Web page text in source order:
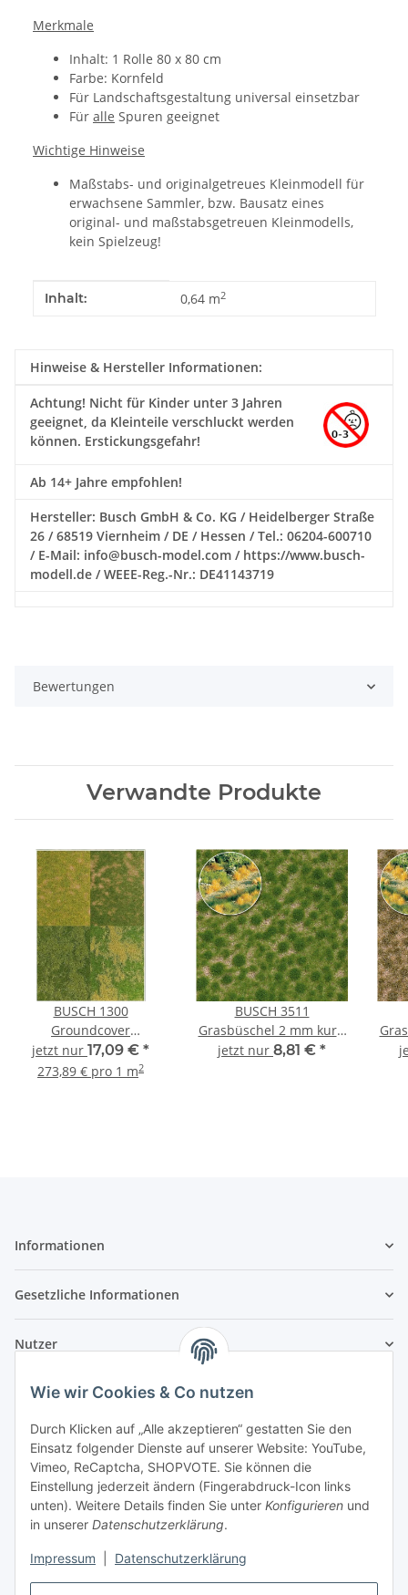
Wie wir Cookies & Co nutzen
Durch Klicken auf „Alle akzeptieren“ gestatten Sie den
Einsatz folgender Dienste auf unserer Website: YouTube,
Vimeo, ReCaptcha, SHOPVOTE. Sie können die
Einstellung jederzeit ändern (Fingerabdruck-Icon links
unten). Weitere Details finden Sie unter Konfigurieren und
in unserer Datenschutzerklärung.
Impressum Datenschutzerklärung
Merkmale
Inhalt: 1 Rolle 80 x 80 cm
Farbe: Kornfeld
Für Landschaftsgestaltung universal einsetzbar
Für alle Spuren geeignet
Wichtige Hinweise
Maßstabs- und originalgetreues Kleinmodell für
erwachsene Sammler, bzw. Bausatz eines
original- und maßstabsgetreuen Kleinmodells,
kein Spielzeug!
Produkteigenschaft
Wert
Inhalt: 0,64 m2
Hinweise & Hersteller Informationen:
Achtung! Nicht für Kinder unter 3 Jahren
geeignet, da Kleinteile verschluckt werden
können. Erstickungsgefahr!
Ab 14+ Jahre empfohlen!
Hersteller: Busch GmbH & Co. KG / Heidelberger Straße
26 / 68519 Viernheim / DE / Hessen / Tel.: 06204-600710
/ E-Mail: info@busch-model.com / https://www.busch-
modell.de / WEEE-Reg.-Nr.: DE41143719
Bewertungen
Verwandte Produkte
BUSCH 1300
Groundcover
Bodendecker 4er Set
Spur Neutral
jetzt nur 17,09 € *
273,89 € pro 1 m2
BUSCH 3511
Grasbüschel 2 mm kurz,
Frühling
jetzt nur 8,81 € *
Informationen
Gesetzliche Informationen
Nutzer